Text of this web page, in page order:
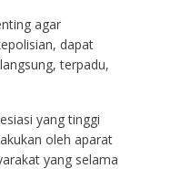
agar
dapat
terpadu,
yang tinggi
oleh aparat
yang selama